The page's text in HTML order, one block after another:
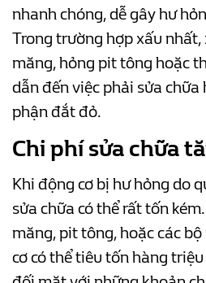
nhanh chóng, dễ gây hư
Trong trường hợp xấu nhất,
măng, hỏng pit tông hoặc
dẫn đến việc phải sửa chữa
phận đắt đỏ.
Chi phí sửa chữa
Khi động cơ bị hư hỏng do
sửa chữa có thể rất tốn
măng, pit tông, hoặc các
cơ có thể tiêu tốn hàng